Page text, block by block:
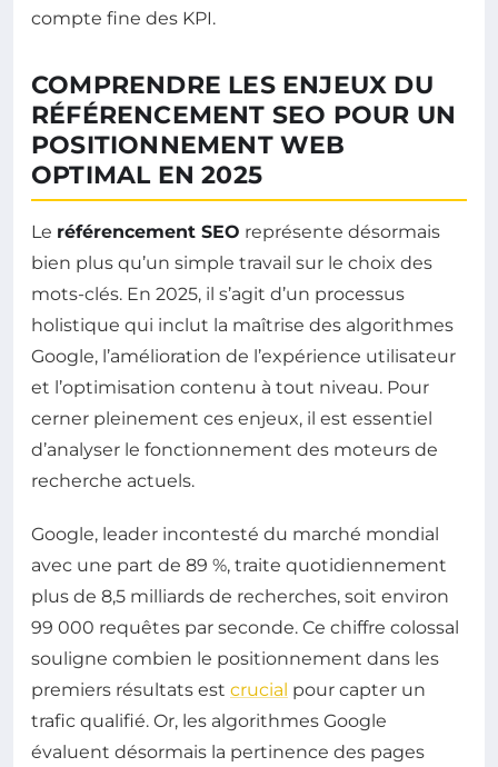
compte fine des KPI.
COMPRENDRE LES ENJEUX DU
RÉFÉRENCEMENT SEO POUR UN
POSITIONNEMENT WEB
OPTIMAL EN 2025
Le référencement SEO représente désormais
bien plus qu’un simple travail sur le choix des
mots-clés. En 2025, il s’agit d’un processus
holistique qui inclut la maîtrise des algorithmes
Google, l’amélioration de l’expérience utilisateur
et l’optimisation contenu à tout niveau. Pour
cerner pleinement ces enjeux, il est essentiel
d’analyser le fonctionnement des moteurs de
recherche actuels.
Google, leader incontesté du marché mondial
avec une part de 89 %, traite quotidiennement
plus de 8,5 milliards de recherches, soit environ
99 000 requêtes par seconde. Ce chiffre colossal
souligne combien le positionnement dans les
premiers résultats est crucial pour capter un
trafic qualifié. Or, les algorithmes Google
évaluent désormais la pertinence des pages